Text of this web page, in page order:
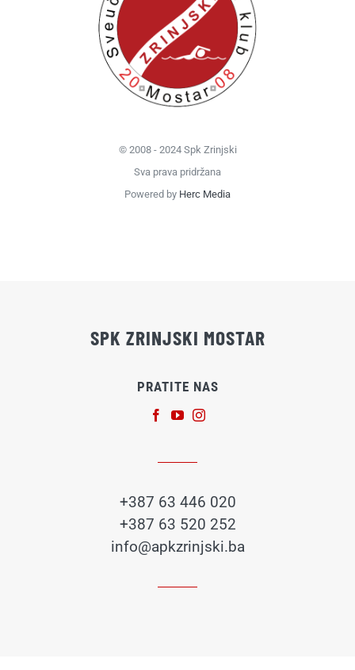
© 2008 - 2024 Spk Zrinjski
Sva prava pridržana
Powered by Herc Media
SPK ZRINJSKI MOSTAR
PRATITE NAS
+387 63 446 020
+387 63 520 252
info@apkzrinjski.ba